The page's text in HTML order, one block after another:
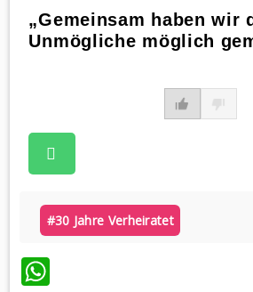
„Gemeinsam haben wir
Unmögliche möglich
#30 Jahre Verheiratet
WhatsApp